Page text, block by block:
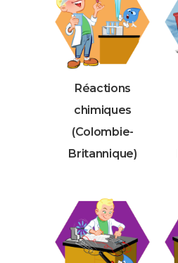
Réactions
chimiques
(Colombie-
Britannique)